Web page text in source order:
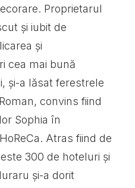
Proprietarul
și iubit de
și
cea mai bună
și-a lăsat ferestrele
convins fiind
Sophia în
Atras fiind de
300 de hoteluri și
și-a dorit